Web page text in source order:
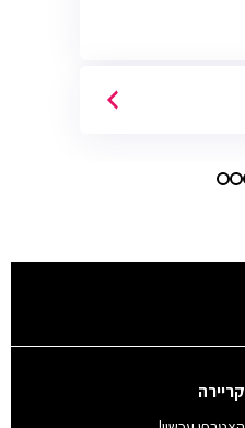
קריירה